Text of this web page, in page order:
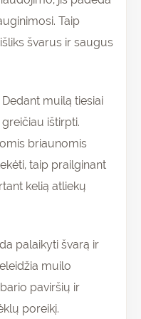
Taip
švarus ir saugus
muilą tiesiai
ištirpti.
briaunomis
taip prailginant
kelią atliekų
palaikyti švarą ir
muilo
paviršių ir
poreikį.